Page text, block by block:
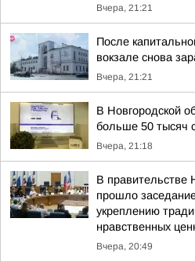
Вчера, 21:21
После
вокзале снова
Вчера, 21:21
В Новгородской
больше 50 тысяч
Вчера, 21:18
В правительстве
прошло
укреплению
нравственных
Вчера, 20:49